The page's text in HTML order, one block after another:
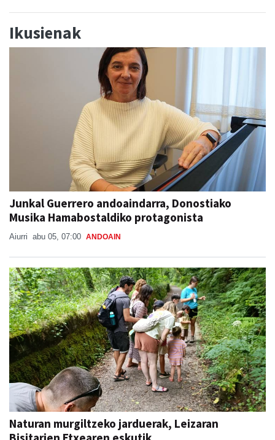
Ikusienak
Junkal Guerrero andoaindarra, Donostiako
Musika Hamabostaldiko protagonista
Aiurri abu 05, 07:00 ANDOAIN
Naturan murgiltzeko jarduerak, Leizaran